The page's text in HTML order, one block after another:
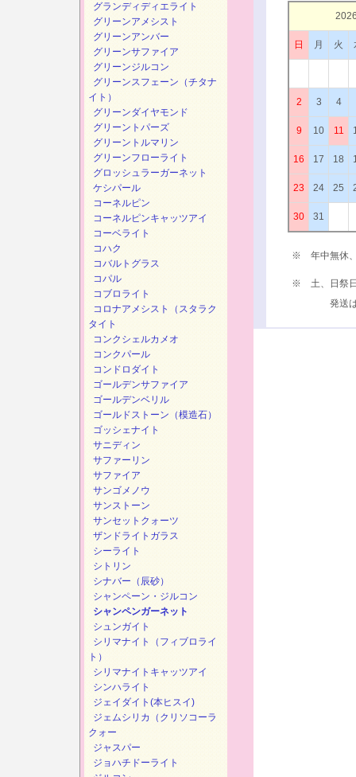
日 月 火
2 3 4
9 10 11
16 17 18
23 24 25
30 31
※ 年中無休、
※ 土、日祭日
発送は、
グランディディエライト
グリーンアメシスト
グリーンアンバー
グリーンサファイア
グリーンジルコン
グリーンスフェーン（チタナ
イト）
グリーンダイヤモンド
グリーントパーズ
グリーントルマリン
グリーンフローライト
グロッシュラーガーネット
ケシパール
コーネルピン
コーネルピンキャッツアイ
コーベライト
コハク
コバルトグラス
コパル
コブロライト
コロナアメシスト（スタラク
タイト
コンクシェルカメオ
コンクパール
コンドロダイト
ゴールデンサファイア
ゴールデンベリル
ゴールドストーン（模造石）
ゴッシェナイト
サニディン
サファーリン
サファイア
サンゴメノウ
サンストーン
サンセットクォーツ
ザンドライトガラス
シーライト
シトリン
シナバー（辰砂）
シャンペーン・ジルコン
シャンペンガーネット
シュンガイト
シリマナイト（フィブロライ
ト）
シリマナイトキャッツアイ
シンハライト
ジェイダイト(本ヒスイ)
ジェムシリカ（クリソコーラ
クォー
ジャスパー
ジョハチドーライト